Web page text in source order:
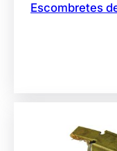
Escombretes